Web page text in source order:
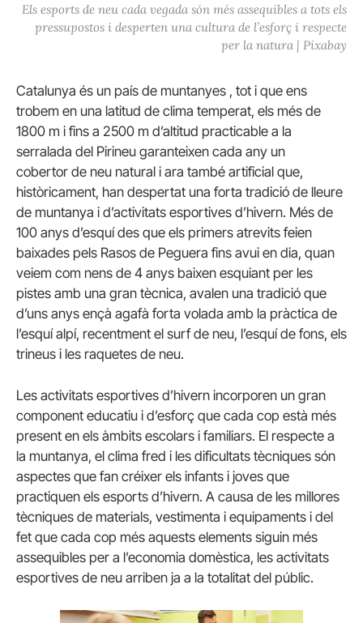
Els esports de neu cada vegada són més assequibles a tots els
pressupostos i desperten una cultura de l’esforç i respecte
per la natura | Pixabay
Catalunya és un país de muntanyes , tot i que ens
trobem en una latitud de clima temperat, els més de
1800 m i fins a 2500 m d’altitud practicable a la
serralada del Pirineu garanteixen cada any un
cobertor de neu natural i ara també artificial que,
històricament, han despertat una forta tradició de lleure
de muntanya i d’activitats esportives d’hivern. Més de
100 anys d’esquí des que els primers atrevits feien
baixades pels Rasos de Peguera fins avui en dia, quan
veiem com nens de 4 anys baixen esquiant per les
pistes amb una gran tècnica, avalen una tradició que
d’uns anys ençà agafà forta volada amb la pràctica de
l’esquí alpí, recentment el surf de neu, l’esquí de fons, els
trineus i les raquetes de neu.
Les activitats esportives d’hivern incorporen un gran
component educatiu i d’esforç que cada cop està més
present en els àmbits escolars i familiars. El respecte a
la muntanya, el clima fred i les dificultats tècniques són
aspectes que fan créixer els infants i joves que
practiquen els esports d’hivern. A causa de les millores
tècniques de materials, vestimenta i equipaments i del
fet que cada cop més aquests elements siguin més
assequibles per a l’economia domèstica, les activitats
esportives de neu arriben ja a la totalitat del públic.